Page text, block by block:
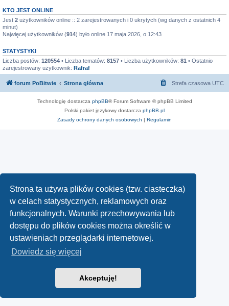
Strona ta używa plików cookies (tzw. ciasteczka)
w celach statystycznych, reklamowych oraz
funkcjonalnych. Warunki przechowywania lub
dostępu do plików cookies można określić w
ustawieniach przeglądarki internetowej.
Dowiedz się więcej
Akceptuję!
KTO JEST ONLINE
Jest 2 użytkowników online :: 2 zarejestrowanych i 0 ukrytych (wg danych z ostatnich 4
minut)
Najwięcej użytkowników (914) było online 17 maja 2026, o 12:43
STATYSTYKI
Liczba postów: 120554 • Liczba tematów: 8157 • Liczba użytkowników: 81 • Ostatnio
zarejestrowany użytkownik: Rafraf
forum PoBitwie Strona główna Strefa czasowa UTC
Technologię dostarcza phpBB® Forum Software © phpBB Limited
Polski pakiet językowy dostarcza phpBB.pl
Zasady ochrony danych osobowych | Regulamin